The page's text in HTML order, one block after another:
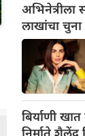
अभिनेत्रीला
लाखांचा चुना
बिर्याणी
निर्माते